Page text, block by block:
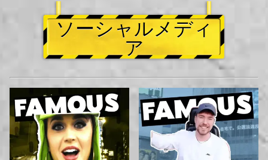
ソーシャルメディ
ア